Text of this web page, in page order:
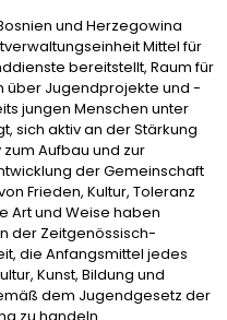
und Herzegowina
Mittel für
bereitstellt, Raum für
über Jugendprojekte und -
jungen Menschen unter
sich aktiv an der Stärkung
Aufbau und zur
der Gemeinschaft
Frieden, Kultur, Toleranz
Art und Weise haben
der Zeitgenössisch-
die Anfangsmittel jedes
Kunst, Bildung und
dem Jugendgesetz der